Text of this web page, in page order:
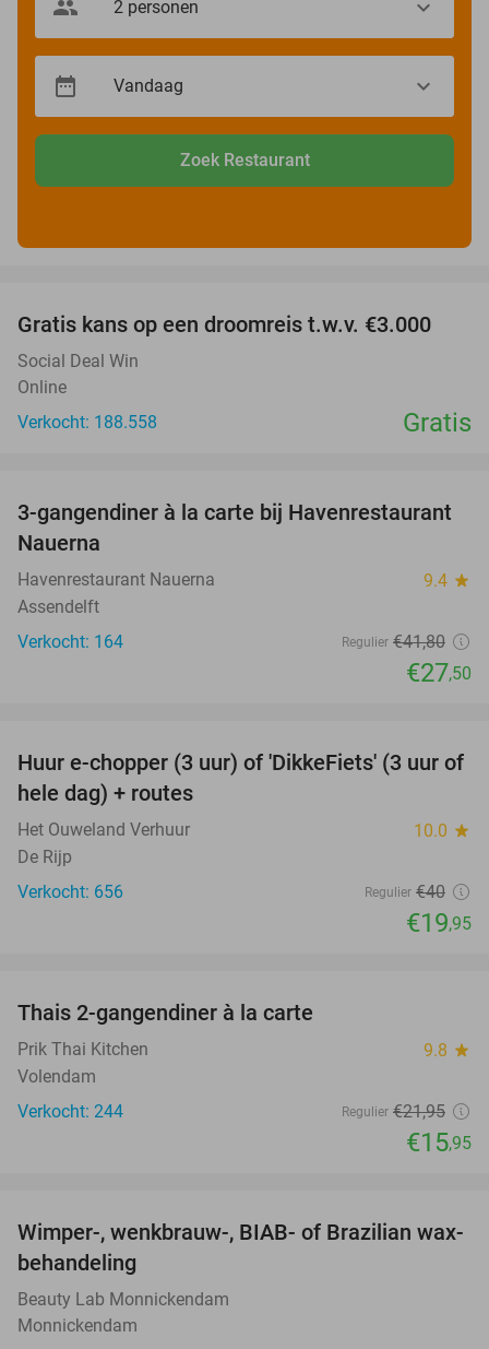
Zoek Restaurant
Gratis kans op een droomreis t.w.v. €3.000
Social Deal Win
Online
Verkocht: 188.558
Gratis
34%
3-gangendiner à la carte bij Havenrestaurant
Nauerna
Havenrestaurant Nauerna 9.4 star
Assendelft
Verkocht: 164
Regulier €41,80
€27,50
50%
Huur e-chopper (3 uur) of 'DikkeFiets' (3 uur of
hele dag) + routes
Het Ouweland Verhuur 10.0 star
De Rijp
Verkocht: 656
Regulier €40
€19,95
Thais 2-gangendiner à la carte
Prik Thai Kitchen 9.8 star
Volendam
Verkocht: 244
Regulier €21,95
€15,95
56%
Wimper-, wenkbrauw-, BIAB- of Brazilian wax-
behandeling
Beauty Lab Monnickendam
Monnickendam